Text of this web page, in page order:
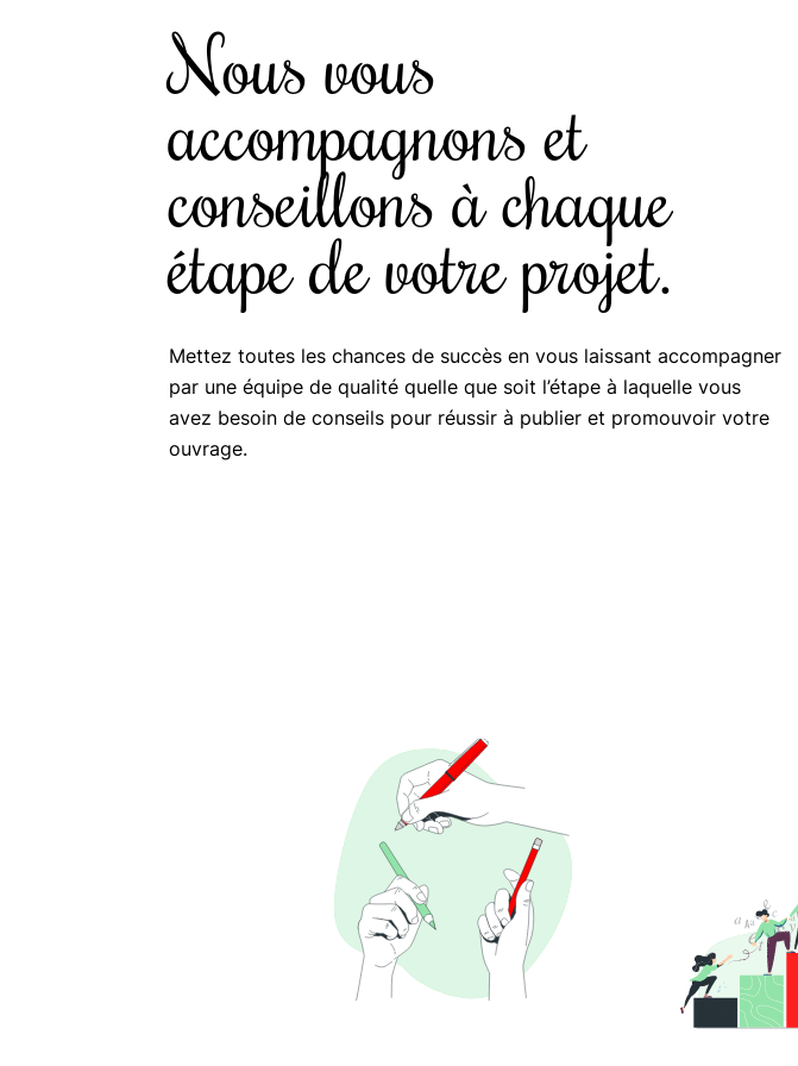
Nous vous
accompagnons et
conseillons à chaque
étape de votre projet.
Mettez toutes les chances de succès en vous laissant accompagner
par une équipe de qualité quelle que soit l’étape à laquelle vous
avez besoin de conseils pour réussir à publier et promouvoir votre
ouvrage.